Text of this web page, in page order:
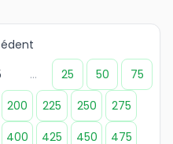
... 25 50
75
200 225 250
275
400 425 450 475